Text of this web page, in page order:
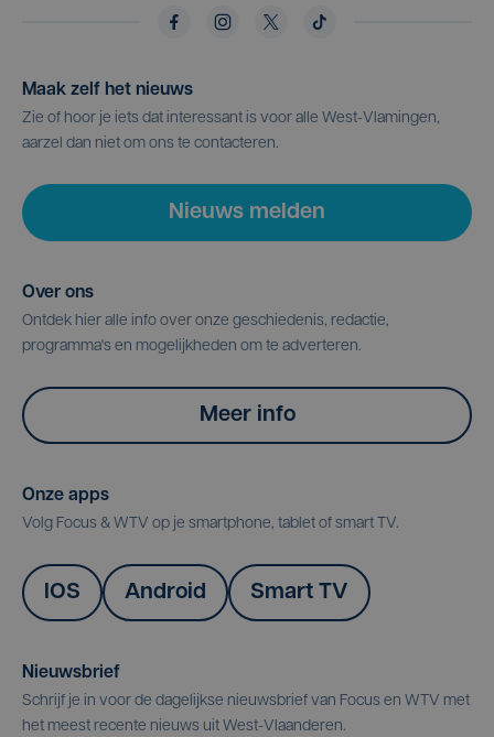
Maak zelf het nieuws
Zie of hoor je iets dat interessant is voor alle West-Vlamingen,
aarzel dan niet om ons te contacteren.
Nieuws melden
Over ons
Ontdek hier alle info over onze geschiedenis, redactie,
programma's en mogelijkheden om te adverteren.
Meer info
Onze apps
Volg Focus & WTV op je smartphone, tablet of smart TV.
IOS Android Smart TV
Nieuwsbrief
Schrijf je in voor de dagelijkse nieuwsbrief van Focus en WTV met
het meest recente nieuws uit West-Vlaanderen.